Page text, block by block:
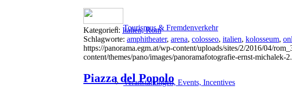
Tourismus & Fremdenverkehr
Veranstaltungen, Events, Incentives
Kategorien: Italien, Rom
Schlagworte: amphitheater, arena, colosseo, italien, kolosseum,
https://panorama.egm.at/wp-content/uploads/sites/2/2016/04/
content/themes/pano/images/panoramafotografie-ernst-michalek-
Piazza del Popolo